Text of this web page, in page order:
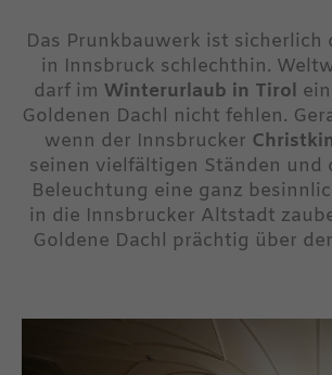
Das Prunkbauwerk ist sicherlich
in Innsbruck schlechthin.
darf im Winterurlaub in Tirol
Goldenen Dachl nicht fehlen.
wenn der Innsbrucker
seinen vielfältigen Ständen und
Beleuchtung eine ganz
in die Innsbrucker Altstadt
Goldene Dachl prächtig über